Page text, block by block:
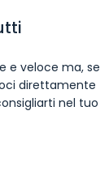
e veloce ma, se
direttamente
nel tuo